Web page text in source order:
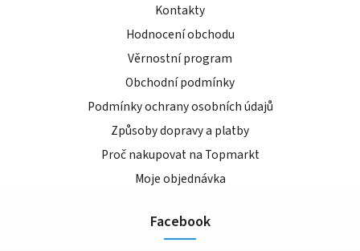
Kontakty
Hodnocení obchodu
Věrnostní program
Obchodní podmínky
Podmínky ochrany osobních údajů
Způsoby dopravy a platby
Proč nakupovat na Topmarkt
Moje objednávka
Facebook